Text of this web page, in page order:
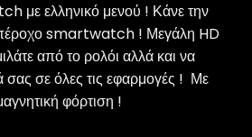
με ελληνικό μενού ! Κάνε την
smartwatch ! Μεγάλη HD
από το ρολόι αλλά και να
σας σε όλες τις εφαρμογές ! Με
φόρτιση !